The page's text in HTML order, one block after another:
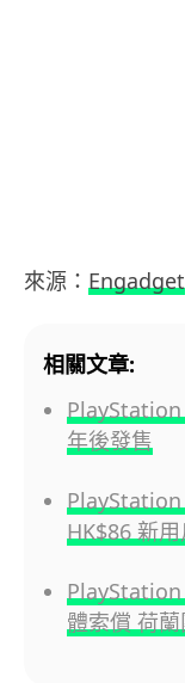
來源： Engadget
相關文章:
PlayStation
年後發售
PlayStation
HK$86 新
PlayStation
體索償 荷